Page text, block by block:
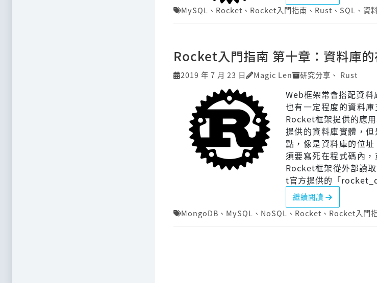
MySQL 、 Rocket 、 Rocket入門指南 、 Rust 、 SQL 、 資
Rocket入門指南 第十章：資料庫的
2019 年 7 月 23 日 Magic Len 研究分享 、 Rust
Web框架常會搭配資
也有一定程度的資料
Rocket框架提供的應
提供的資料庫實體，
點，像是資料庫的位
須要寫死在程式碼內
Rocket框架從外部讀
t官方提供的「
繼續閱讀
MongoDB 、 MySQL 、 NoSQL 、 Rocket 、 Rocket入門